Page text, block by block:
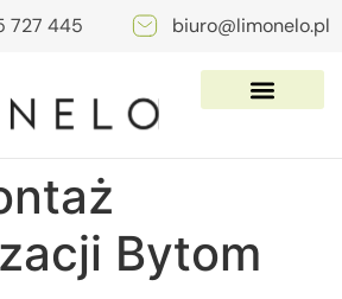
727 445 biuro@limonelo.pl
Bytom